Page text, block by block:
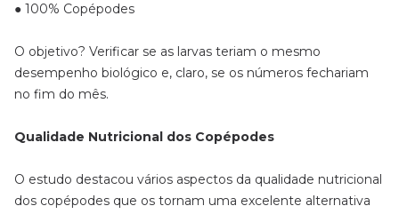
● 100% Copépodes
O objetivo? Verificar se as larvas teriam o mesmo
desempenho biológico e, claro, se os números fechariam
no fim do mês.
Qualidade Nutricional dos Copépodes
O estudo destacou vários aspectos da qualidade nutricional
dos copépodes que os tornam uma excelente alternativa